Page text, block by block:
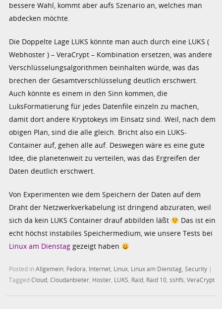
bessere Wahl, kommt aber aufs Szenario an, welches man
abdecken möchte.
Die Doppelte Lage LUKS könnte man auch durch eine LUKS (
Webhoster ) – VeraCrypt – Kombination ersetzen, was andere
Verschlüsselungsalgorithmen beinhalten würde, was das
brechen der Gesamtverschlüsselung deutlich erschwert.
Auch könnte es einem in den Sinn kommen, die
LuksFormatierung für jedes Datenfile einzeln zu machen,
damit dort andere Kryptokeys im Einsatz sind. Weil, nach dem
obigen Plan, sind die alle gleich. Bricht also ein LUKS-
Container auf, gehen alle auf. Deswegen wäre es eine gute
Idee, die planetenweit zu verteilen, was das Ergreifen der
Daten deutlich erschwert.
Von Experimenten wie dem Speichern der Daten auf dem
Draht der Netzwerkverkabelung ist dringend abzuraten, weil
sich da kein LUKS Container drauf abbilden läßt
Das ist ein
echt höchst instabiles Speichermedium, wie unsere Tests bei
Linux am Dienstag gezeigt haben
Posted inAllgemein Fedora Internet Linux Linux am Dienstag ,Security |
TaggedCloud ,Cloudanbieter Hoster LUKS Raid Raid 10 ,sshfs ,VeraCrypt